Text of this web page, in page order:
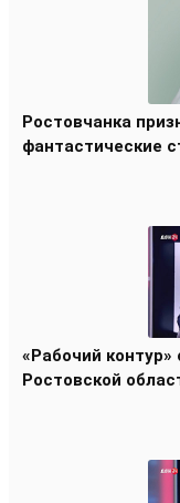
Ростовчанка
фантастические
«Рабочий
Ростовской